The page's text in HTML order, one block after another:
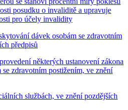
posudku o invaliditě a upravuje
pro účely invalidity
dávek osobám se zdravotním
předpisů
některých ustanovení zákona
zdravotním postižením, ve znění
službách, ve znění pozdějších